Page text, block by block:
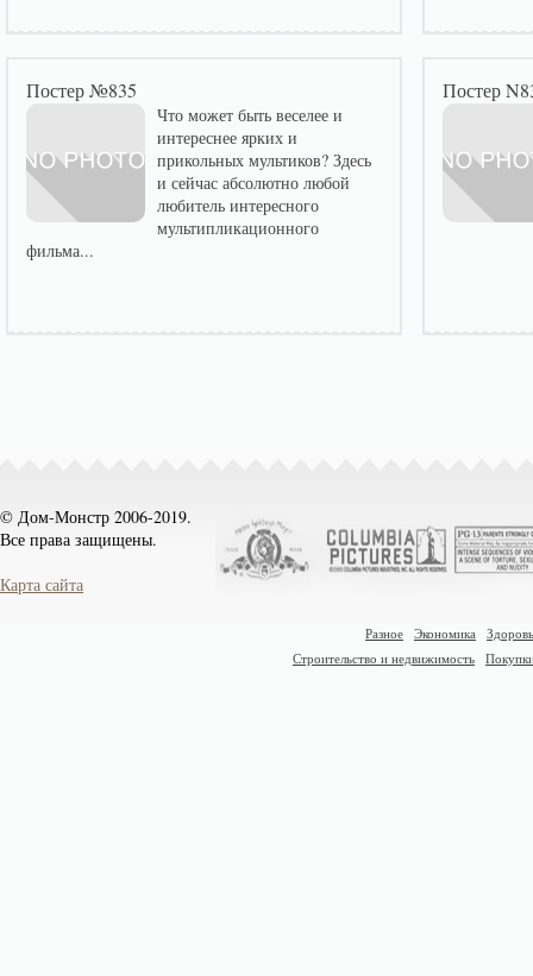
Постер №835
Что может быть веселее и
интереснее ярких и
прикольных мультиков? Здесь
и сейчас абсолютно любой
любитель интересного
мультипликационного
фильма...
Постер
© Дом-Монстр 2006-2019.
Все права защищены.
Карта сайта
Разное Экономика
Строительство и недвижимость